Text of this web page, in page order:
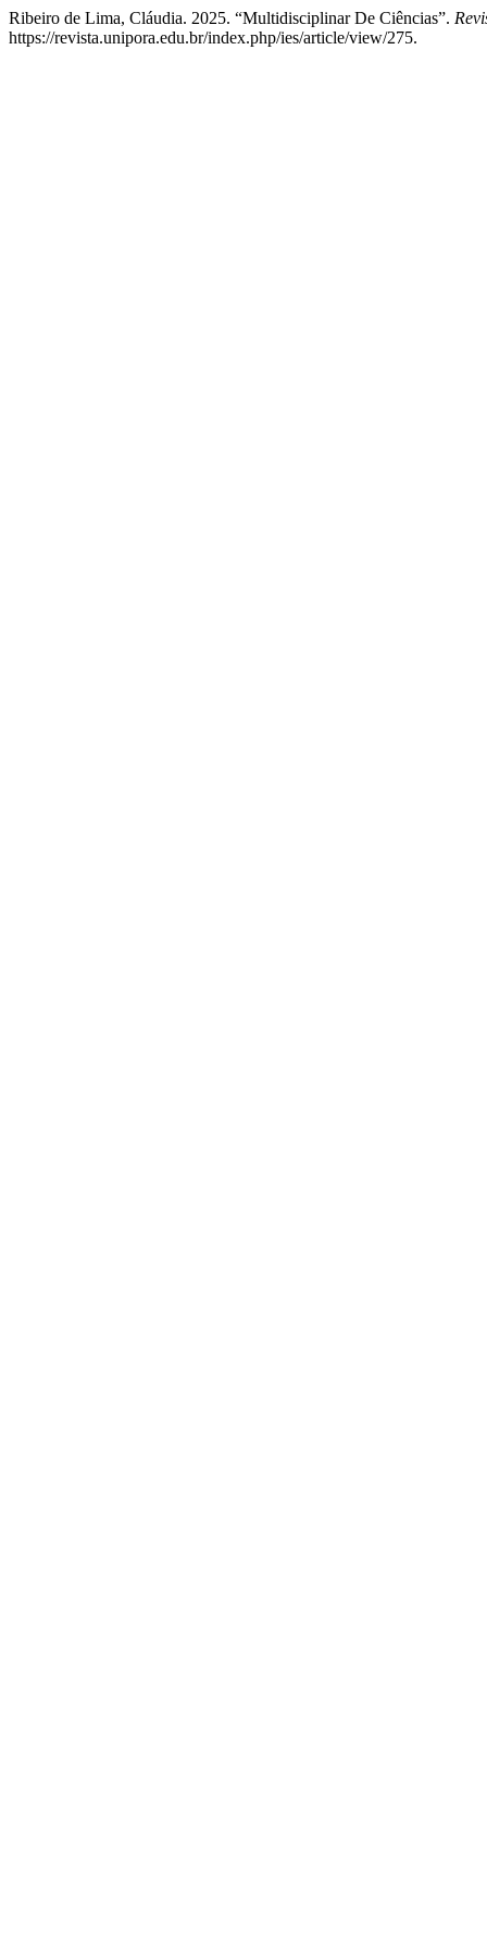
Ribeiro de Lima, Cláudia. 2025. “Multidisciplinar De Ciências”.
https://revista.unipora.edu.br/index.php/ies/article/view/275.